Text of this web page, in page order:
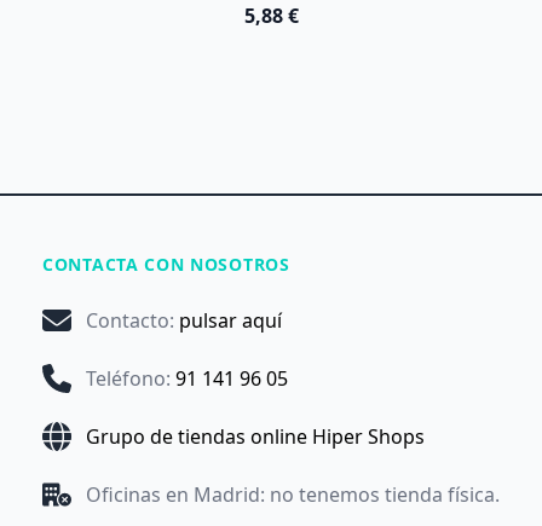
5,88 €
CONTACTA CON NOSOTROS
Contacto: pulsar aquí
Teléfono: 91 141 96 05
Grupo de tiendas online Hiper Shops
Oficinas en Madrid: no tenemos tienda física.